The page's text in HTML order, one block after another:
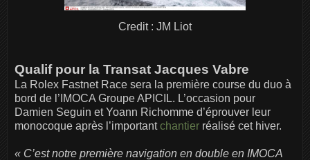
Credit : JM Liot
Qualif pour la Transat Jacques Vabre
La Rolex Fastnet Race sera la première course du duo à
bord de l’IMOCA Groupe APICIL. L’occasion pour
Damien Seguin et Yoann Richomme d’éprouver leur
monocoque après l’importantchantier réalisé cet hiver.
« C’est notre première navigation en double en IMOCA